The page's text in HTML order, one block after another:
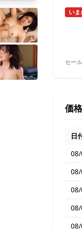
い
セー
価
日